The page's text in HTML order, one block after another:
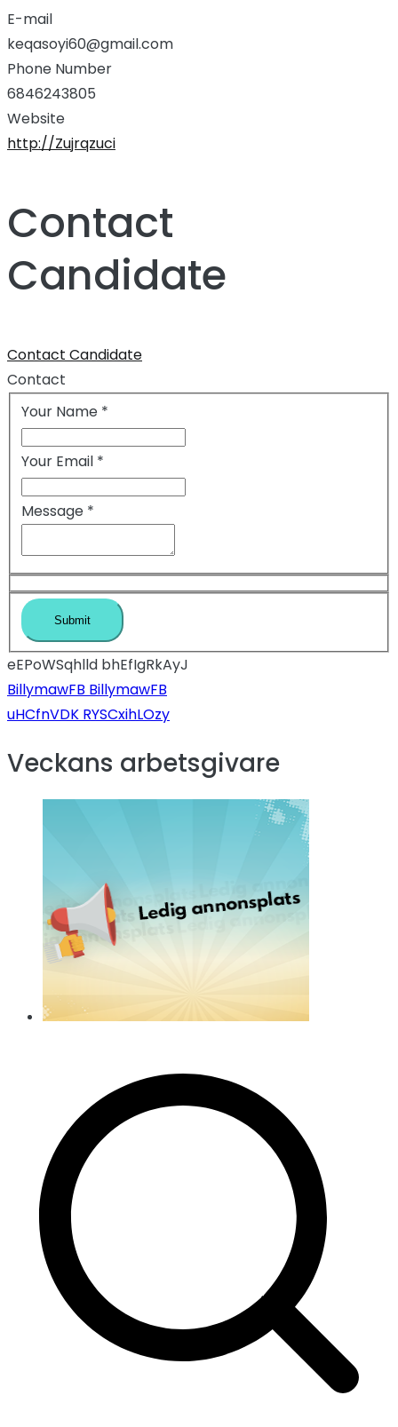
E-mail
keqasoyi60@gmail.com
Phone Number
6846243805
Website
http://Zujrqzuci
Contact
Candidate
Contact Candidate
Contact
Your Name *
Your Email *
Message *
eEPoWSqhlld bhEfIgRkAyJ
BillymawFB BillymawFB
uHCfnVDK RYSCxihLOzy
Veckans arbetsgivare